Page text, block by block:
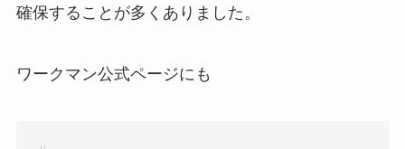
確保することが多くありました。
ワークマン公式ページにも